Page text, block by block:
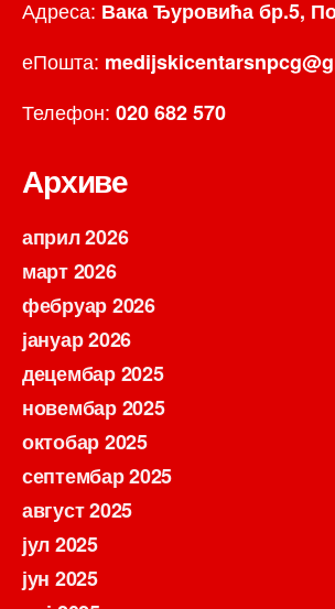
Адреса: Вака Ђуровића бр.5,
еПошта:
Телефон: 020 682 570
Архиве
април 2026
март 2026
фебруар 2026
јануар 2026
децембар 2025
новембар 2025
октобар 2025
септембар 2025
август 2025
јул 2025
јун 2025